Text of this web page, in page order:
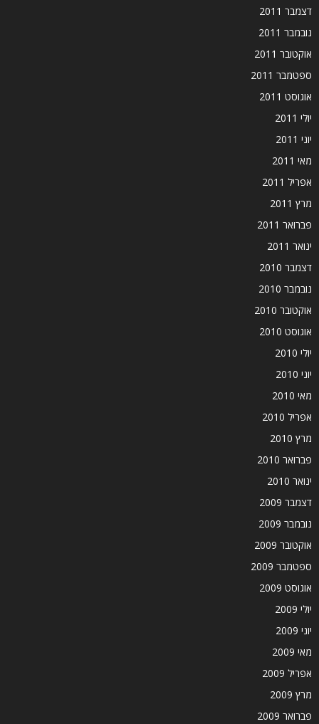
דצמבר 2011
נובמבר 2011
אוקטובר 2011
ספטמבר 2011
אוגוסט 2011
יולי 2011
יוני 2011
מאי 2011
אפריל 2011
מרץ 2011
פברואר 2011
ינואר 2011
דצמבר 2010
נובמבר 2010
אוקטובר 2010
אוגוסט 2010
יולי 2010
יוני 2010
מאי 2010
אפריל 2010
מרץ 2010
פברואר 2010
ינואר 2010
דצמבר 2009
נובמבר 2009
אוקטובר 2009
ספטמבר 2009
אוגוסט 2009
יולי 2009
יוני 2009
מאי 2009
אפריל 2009
מרץ 2009
פברואר 2009